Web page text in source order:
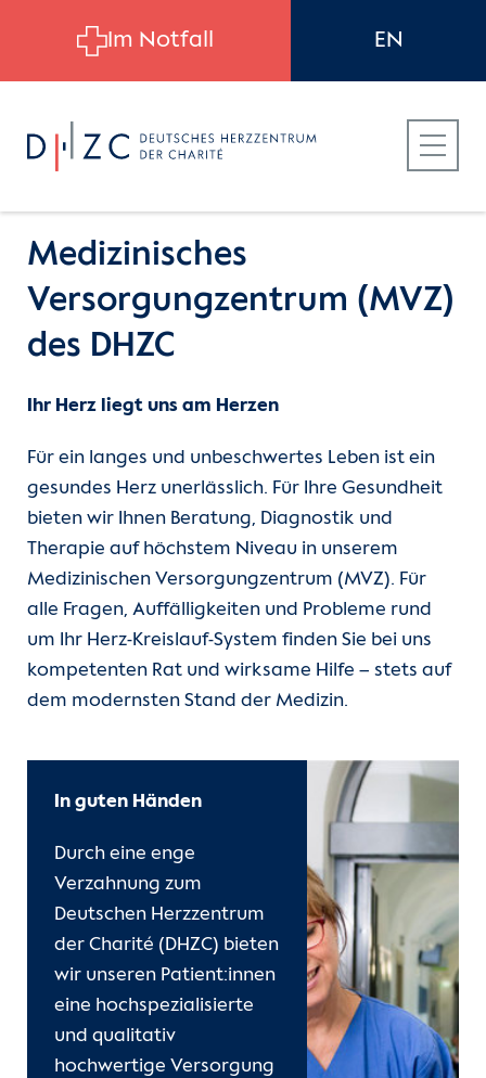
Für Patient:innen
Für Zuweiser:innen
Für Bewerber:innen
Unsere Kliniken
Einheiten
Einheiten
Pflegedienst
Funktionsdienste
Medizinisches Versorgungszentrum
(MVZ)(current)
Medizinisches Versorgungszentrum
Herzpraxis Wilmersdorf
Online Check-In
Herz-Check-up
Structural Heart Interventions
Program (SHIP)
Kardiovaskuläre Telemedizin
Psychokardiologie
Entwicklungspädiatrie
Für Patient:innen
Für Zuweiser:innen
Karriere
Herzatlas
Forschung
Über uns
Kontakt
Internationale Patienten
Medizinisches
Versorgungzentrum (MVZ)
des DHZC
Ihr Herz liegt uns am Herzen
Für ein langes und unbeschwertes Leben ist ein
gesundes Herz unerlässlich. Für Ihre Gesundheit
bieten wir Ihnen Beratung, Diagnostik und
Therapie auf höchstem Niveau in unserem
Medizinischen Versorgungzentrum (MVZ). Für
alle Fragen, Auffälligkeiten und Probleme rund
um Ihr Herz-Kreislauf-System finden Sie bei uns
kompetenten Rat und wirksame Hilfe – stets auf
dem modernsten Stand der Medizin.
In guten Händen
Durch eine enge
Verzahnung zum
Deutschen Herzzentrum
der Charité (DHZC) bieten
wir unseren Patient:innen
eine hochspezialisierte
und qualitativ
hochwertige Versorgung
Im Notfall EN